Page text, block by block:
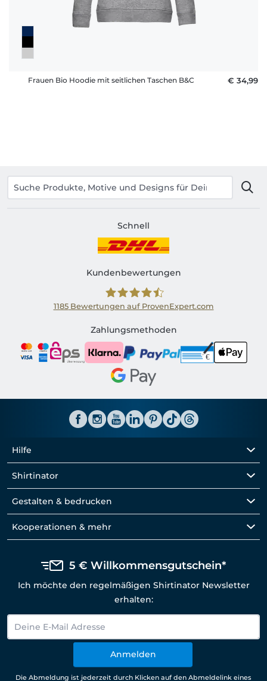
Frauen Bio Hoodie mit seitlichen Taschen B&C € 34,99
Schnell
Kundenbewertungen
Shirtinator AT
1185Bewertungen auf ProvenExpert.com
Zahlungsmethoden
Hilfe
Shirtinator
Gestalten & bedrucken
Kooperationen & mehr
5 € Willkommensgutschein*
Ich möchte den regelmäßigen Shirtinator Newsletter
erhalten:
Anmelden
Die Abmeldung ist jederzeit durch Klicken auf den Abmeldelink eines